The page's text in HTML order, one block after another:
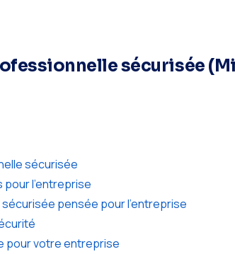
sécurisée
sécurisée
pour l’entreprise
pensée pour l’entreprise
pour votre entreprise